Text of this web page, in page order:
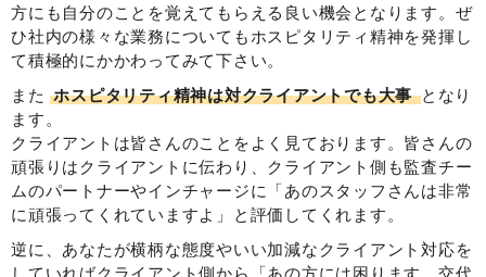
方にも自分のことを覚えてもらえる良い機会となります。ぜ
ひ社内の様々な業務についてもホスピタリティ精神を発揮し
て積極的にかかわってみて下さい。
またホスピタリティ精神は対クライアントでも大事となり
ます。
クライアントは皆さんのことをよく見ております。皆さんの
頑張りはクライアントに伝わり、クライアント側も監査チー
ムのパートナーやインチャージに「あのスタッフさんは非常
に頑張ってくれていますよ」と評価してくれます。
逆に、あなたが横柄な態度やいい加減なクライアント対応を
していればクライアント側から「あの方には困ります。交代